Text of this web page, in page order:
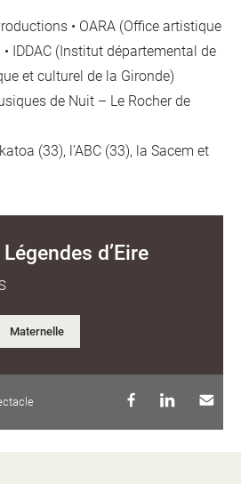
• OARA (Office artistique
IDDAC (Institut départemental de
et culturel de la Gironde)
de Nuit – Le Rocher de
(33), l’ABC (33), la Sacem et
d’Eire
Maternelle